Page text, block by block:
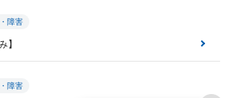
障害
】
障害